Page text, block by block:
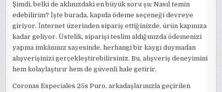
Şimdi, belki de aklınızdaki en büyük soru şu: Nasıl temin
edebilirim? İşte burada, kapıda ödeme seçeneği devreye
giriyor. İnternet üzerinden sipariş ettiğinizde, ürün kapınıza
kadar geliyor. Üstelik, siparişi teslim aldığınızda ödemenizi
yapma imkânınız sayesinde, herhangi bir kaygı duymadan
alışverişinizi gerçekleştirebilirsiniz. Bu, alışveriş deneyimini
hem kolaylaştırır hem de güvenli hale getirir.
Coronas Especiales 25s Puro, arkadaşlarınızla geçirilen